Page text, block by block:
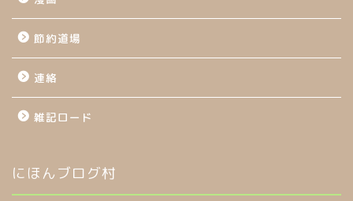
節約道場
連絡
雑記ロード
にほんブログ村